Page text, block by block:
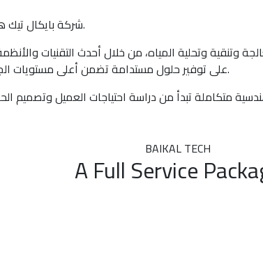
شركة بايكال تيك هي شركة فلسطينية , تأسست عام 2020 في فلسطين - قطاع غزة.
وتحلية المياه، من خلال أحدث التقنيات
على توفير حلول مستدامة تضمن أعلى مستويات الجودة والكفاءة، مع الالتزام بالمعايير العالمية ومتطلبات كل عميل.
تبدأ من دراسة احتياجات العميل وتصميم
BAIKAL TECH
A Full Service